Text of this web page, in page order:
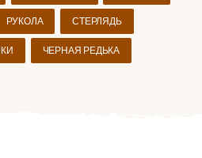
РУКОЛА СТЕРЛЯДЬ
ЧЕРНАЯ РЕДЬКА